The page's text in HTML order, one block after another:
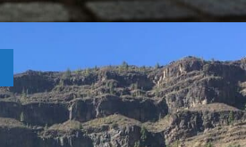
WEEK END SELF